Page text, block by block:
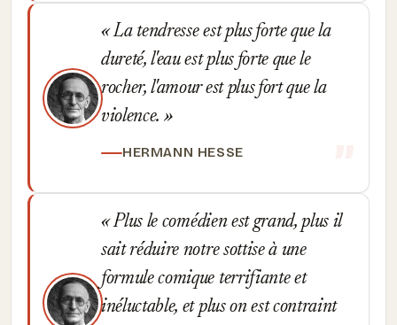
La tendresse est plus forte que la
dureté, l'eau est plus forte que le
rocher, l'amour est plus fort que la
violence.
HERMANN HESSE
Plus le comédien est grand, plus il
sait réduire notre sottise à une
formule comique terrifiante et
inéluctable, et plus on est contraint